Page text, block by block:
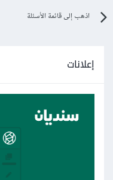
اذهب إلى قائمة الأسئلة
إعلانات